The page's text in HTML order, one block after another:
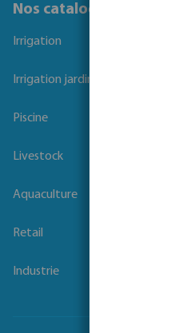
Nos catalogues
Irrigation
Irrigation jardins et parcs
Piscine
Livestock
Aquaculture
Retail
Industrie